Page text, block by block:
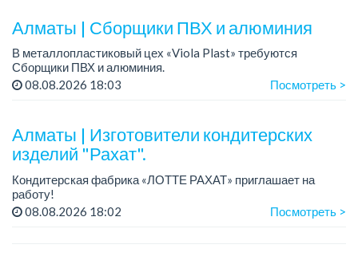
Алматы | Сборщики ПВХ и алюминия
В металлопластиковый цех «Viola Plast» требуются
Сборщики ПВХ и алюминия.
График работы: 5/2, с 08.00 до 17.00.
08.08.2026 18:03 Посмотреть >
Алматы | Изготовители кондитерских
изделий "Рахат".
Кондитерская фабрика «ЛОТТЕ РАХАТ» приглашает на
работу!
График работы: сменный.
08.08.2026 18:02 Посмотреть >